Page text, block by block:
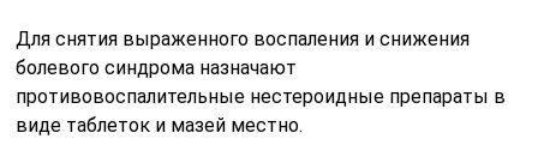
Для снятия выраженного воспаления и снижения
болевого синдрома назначают
противовоспалительные нестероидные препараты в
виде таблеток и мазей местно.